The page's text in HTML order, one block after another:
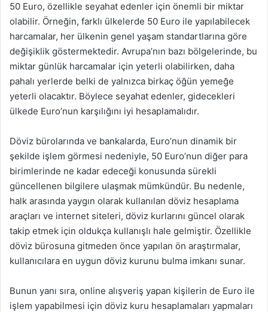
50 Euro, özellikle seyahat edenler için önemli bir miktar
olabilir. Örneğin, farklı ülkelerde 50 Euro ile yapılabilecek
harcamalar, her ülkenin genel yaşam standartlarına göre
değişiklik göstermektedir. Avrupa’nın bazı bölgelerinde, bu
miktar günlük harcamalar için yeterli olabilirken, daha
pahalı yerlerde belki de yalnızca birkaç öğün yemeğe
yeterli olacaktır. Böylece seyahat edenler, gidecekleri
ülkede Euro’nun karşılığını iyi hesaplamalıdır.
Döviz bürolarında ve bankalarda, Euro’nun dinamik bir
şekilde işlem görmesi nedeniyle, 50 Euro’nun diğer para
birimlerinde ne kadar edeceği konusunda sürekli
güncellenen bilgilere ulaşmak mümkündür. Bu nedenle,
halk arasında yaygın olarak kullanılan döviz hesaplama
araçları ve internet siteleri, döviz kurlarını güncel olarak
takip etmek için oldukça kullanışlı hale gelmiştir. Özellikle
döviz bürosuna gitmeden önce yapılan ön araştırmalar,
kullanıcılara en uygun döviz kurunu bulma imkanı sunar.
Bunun yanı sıra, online alışveriş yapan kişilerin de Euro ile
işlem yapabilmesi için döviz kuru hesaplamaları yapmaları